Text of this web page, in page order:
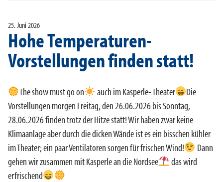
25. Juni 2026
Hohe Temperaturen-
Vorstellungen finden statt!
The show must go on auch im Kasperle- Theater
Die
Vorstellungen morgen Freitag, den 26.06.2026 bis Sonntag,
28.06.2026 finden trotz der Hitze statt! Wir haben zwar keine
Klimaanlage aber durch die dicken Wände ist es ein bisschen kühler
im Theater; ein paar Ventilatoren sorgen für frischen Wind!
Dann
gehen wir zusammen mit Kasperle an die Nordsee
das wird
erfrischend